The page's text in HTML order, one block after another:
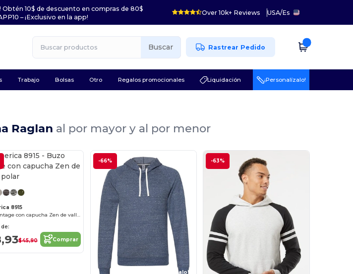
10$ de descuento en compras de 80$
– ¡Exclusivo en la app!
Over 10k+ Reviews USA/Es
Buscar Rastrear Pedido
Trabajo Bolsas Otro Regalos promocionales Liquidación ¡Personalízalo!
Raglan al por mayor y al por menor
8915
Buzo Vintage con capucha Zen de vallón polar
$45,90 Comprar
-66%
¡Personalízalo!
-63%